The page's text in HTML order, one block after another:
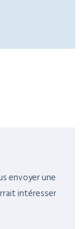
envoyer une
intéresser